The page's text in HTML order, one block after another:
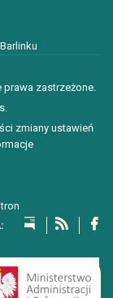
zastrzeżone.
zmiany ustawień